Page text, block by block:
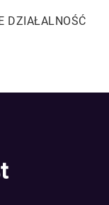
DZIAŁALNOŚĆ